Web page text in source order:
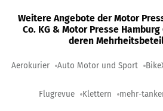
Weitere Angebote der Motor
Co. KG & Motor Presse Hamburg
deren
Aerokurier Auto Motor und Sport
Flugrevue Klettern mehr-